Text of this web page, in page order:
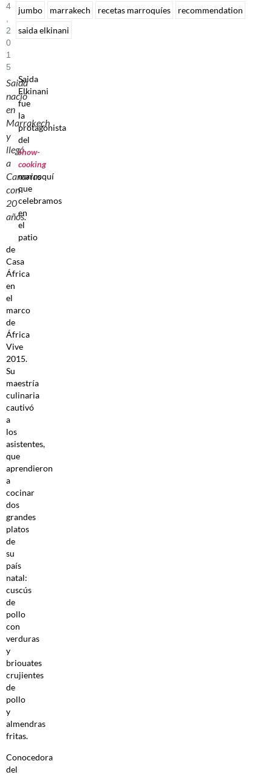
4
2
0
1
5
Saida
nació
en
Marrakech
y
llegó
a
Canarias
con
20
años.
Saida
Elkinani
fue
la
protagonista
del
show-
cooking
marroquí
que
celebramos
en
el
patio
de
Casa
África
en
el
marco
de
África
Vive
2015.
Su
maestría
culinaria
cautivó
a
los
asistentes,
que
aprendieron
a
cocinar
dos
grandes
platos
de
su
país
natal:
cuscús
de
pollo
con
verduras
y
briouates
crujientes
de
pollo
y
almendras
fritas.
Conocedora
del
jumbo
marrakech recetas marroquíes
recommendation
saida elkinani